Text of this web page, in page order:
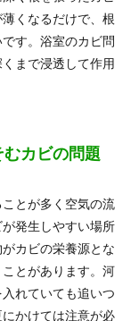
くなるだけで、根
す。浴室のカビ問
まで浸透して作用
カビの問題
とが多く空気の流
発生しやすい場所
カビの栄養源とな
とがあります。河
れていても追いつ
かけては注意が必